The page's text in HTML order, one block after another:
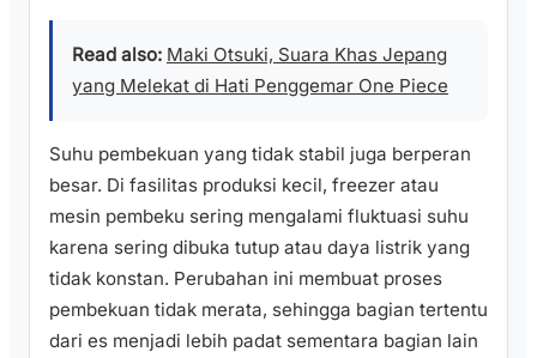
Read also: Maki Otsuki, Suara Khas Jepang
yang Melekat di Hati Penggemar One Piece
Suhu pembekuan yang tidak stabil juga berperan
besar. Di fasilitas produksi kecil, freezer atau
mesin pembeku sering mengalami fluktuasi suhu
karena sering dibuka tutup atau daya listrik yang
tidak konstan. Perubahan ini membuat proses
pembekuan tidak merata, sehingga bagian tertentu
dari es menjadi lebih padat sementara bagian lain